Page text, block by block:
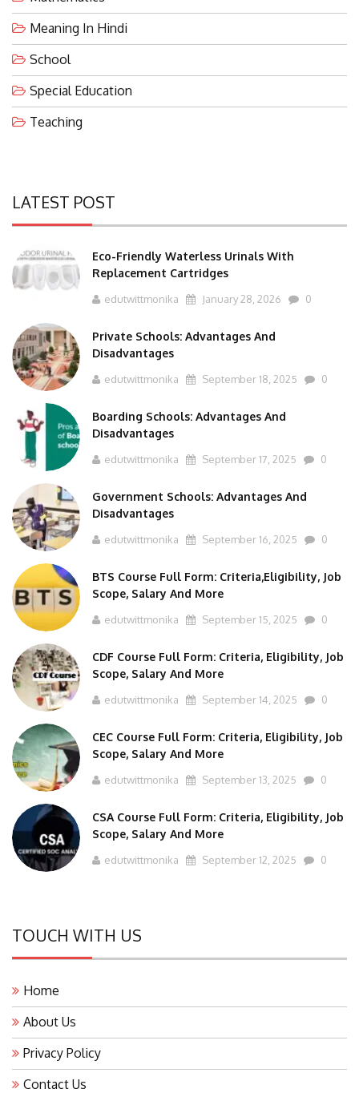
Meaning In Hindi
School
Special Education
Teaching
LATEST POST
Eco-Friendly Waterless Urinals With
Replacement Cartridges
edutwittmonika January 28, 2026 0
Private Schools: Advantages And
Disadvantages
edutwittmonika September 18, 2025 0
Boarding Schools: Advantages And
Disadvantages
edutwittmonika September 17, 2025 0
Government Schools: Advantages And
Disadvantages
edutwittmonika September 16, 2025 0
BTS Course Full Form: Criteria,Eligibility, Job
Scope, Salary And More
edutwittmonika September 15, 2025 0
CDF Course Full Form: Criteria, Eligibility, Job
Scope, Salary And More
edutwittmonika September 14, 2025 0
CEC Course Full Form: Criteria, Eligibility, Job
Scope, Salary And More
edutwittmonika September 13, 2025 0
CSA Course Full Form: Criteria, Eligibility, Job
Scope, Salary And More
edutwittmonika September 12, 2025 0
TOUCH WITH US
Home
About Us
Privacy Policy
Contact Us